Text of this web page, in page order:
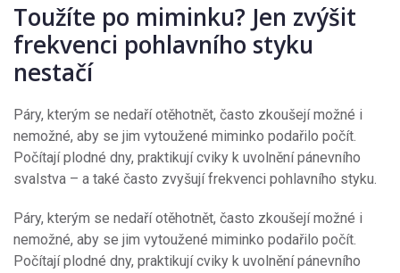
Toužíte po miminku? Jen zvýšit
frekvenci pohlavního styku
nestačí
Páry, kterým se nedaří otěhotnět, často zkoušejí možné i
nemožné, aby se jim vytoužené miminko podařilo počít.
Počítají plodné dny, praktikují cviky k uvolnění pánevního
svalstva – a také často zvyšují frekvenci pohlavního styku.
Páry, kterým se nedaří otěhotnět, často zkoušejí možné i
nemožné, aby se jim vytoužené miminko podařilo počít.
Počítají plodné dny, praktikují cviky k uvolnění pánevního